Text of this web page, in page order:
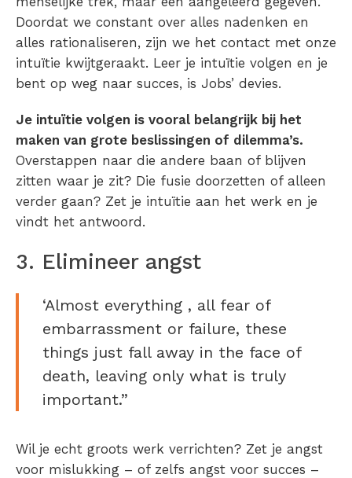
Doordat we constant over alles nadenken en
alles rationaliseren, zijn we het contact met onze
intuïtie kwijtgeraakt. Leer je intuïtie volgen en je
bent op weg naar succes, is Jobs’ devies.
Je intuïtie volgen is vooral belangrijk bij het
maken van grote beslissingen of dilemma’s.
Overstappen naar die andere baan of blijven
zitten waar je zit? Die fusie doorzetten of alleen
verder gaan? Zet je intuïtie aan het werk en je
vindt het antwoord.
3. Elimineer angst
‘Almost everything , all fear of
embarrassment or failure, these
things just fall away in the face of
death, leaving only what is truly
important.”
Wil je echt groots werk verrichten? Zet je angst
voor mislukking – of zelfs angst voor succes –